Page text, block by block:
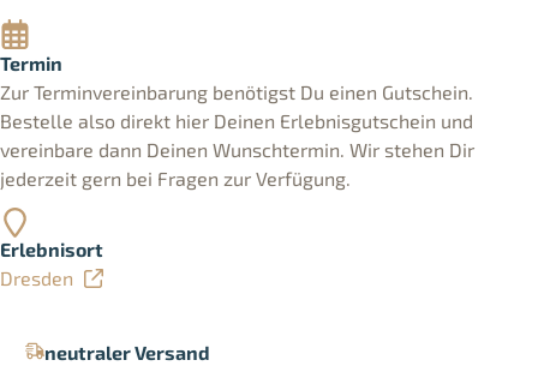
neutraler Versand
Termin
Zur Terminvereinbarung benötigst Du einen Gutschein.
Bestelle also direkt hier Deinen Erlebnisgutschein und
vereinbare dann Deinen Wunschtermin. Wir stehen Dir
jederzeit gern bei Fragen zur Verfügung.
Erlebnisort
Dresden